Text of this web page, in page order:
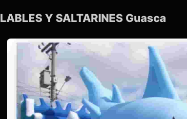
Y SALTARINES Guasca